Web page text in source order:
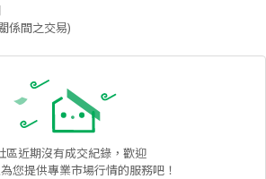
係間之交易)
區近期沒有成交紀錄，歡迎
您提供專業市場行情的服務吧！